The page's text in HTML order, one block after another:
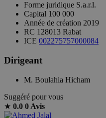
Forme juridique S.a.r.l.
Capital 100 000
Année de création 2019
RC 128013 Rabat
ICE 002275757000084
Dirigeant
M. Boulahia Hicham
Suggéré pour vous
★ 0.0 0 Avis